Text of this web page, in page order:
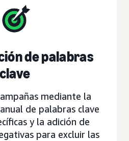
de palabras
clave
mediante la
de palabras clave
y la adición de
para excluir las